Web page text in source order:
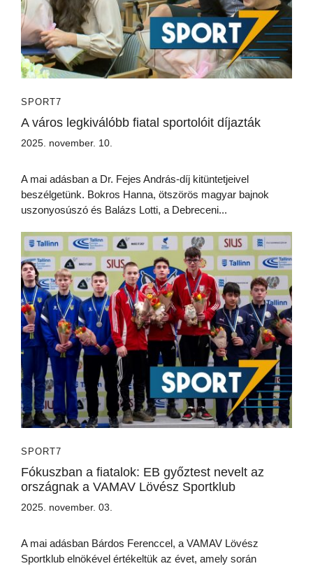
SPORT7
A város legkiválóbb fiatal sportolóit díjazták
2025. november. 10.
A mai adásban a Dr. Fejes András-díj kitüntetjeivel
beszélgetünk. Bokros Hanna, ötszörös magyar bajnok
uszonyosúszó és Balázs Lotti, a Debreceni...
SPORT7
Fókuszban a fiatalok: EB győztest nevelt az
országnak a VAMAV Lövész Sportklub
2025. november. 03.
A mai adásban Bárdos Ferenccel, a VAMAV Lövész
Sportklub elnökével értékeltük az évet, amely során